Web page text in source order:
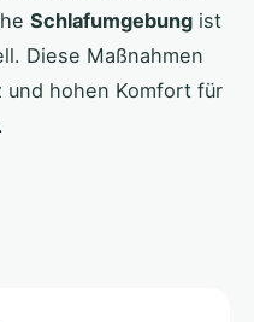
Schlafumgebung ist
Diese Maßnahmen
und hohen Komfort für